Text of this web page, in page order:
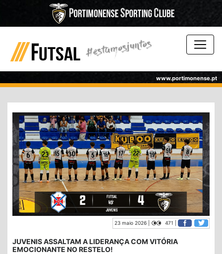
www.portimonense.pt
23 maio 2026 | 471 |
JUVENIS ASSALTAM A LIDERANÇA COM VITÓRIA
EMOCIONANTE NO RESTELO!